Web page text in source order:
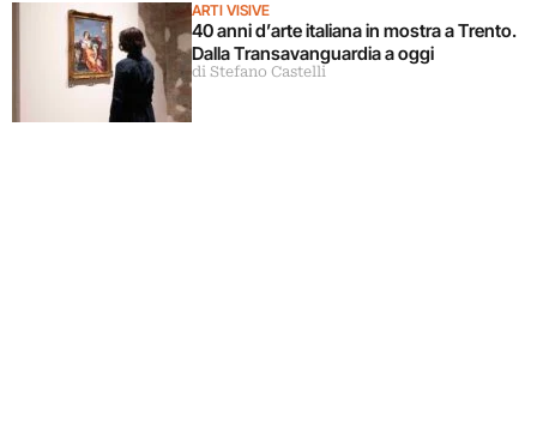
ARTI VISIVE
40 anni d’arte italiana in mostra a Trento.
Dalla Transavanguardia a oggi
di Stefano Castelli